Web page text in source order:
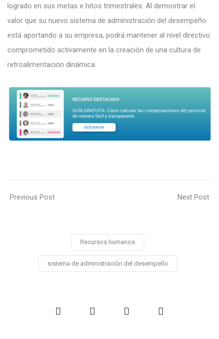
logrado en sus metas e hitos trimestrales. Al demostrar el
valor que su nuevo sistema de administración del desempeño
está aportando a su empresa, podrá mantener al nivel directivo
comprometido activamente en la creación de una cultura de
retroalimentación dinámica.
Previous Post Next Post
Recursos humanos
sistema de administración del desempeño